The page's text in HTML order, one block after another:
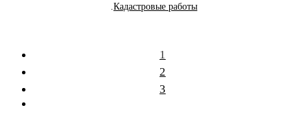
Кадастровые работы
1
2
3